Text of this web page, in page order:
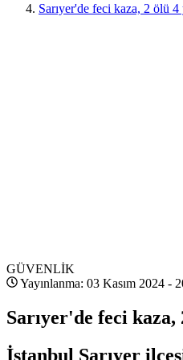
Sarıyer'de feci kaza, 2 ölü 4
GÜVENLİK
Yayınlanma: 03 Kasım 2024 -
Sarıyer'de feci
İstanbul Sarıyer